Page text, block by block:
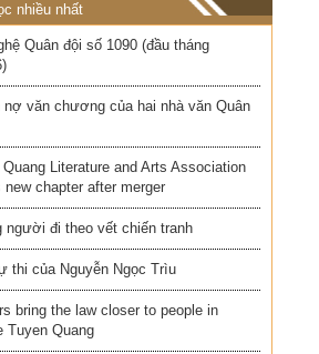
nhiều nhất
Quân đội số 1090 (đầu tháng
nợ văn chương của hai nhà văn Quân
Literature and Arts Association
new chapter after merger
người đi theo vết chiến tranh
thi của Nguyễn Ngọc Trìu
bring the law closer to people in
Tuyen Quang